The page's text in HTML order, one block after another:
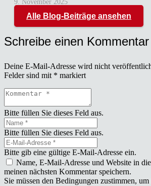
Alle Blog-Beiträge ansehen
Schreibe einen Kommentar
Deine E-Mail-Adresse wird nicht
Felder sind mit * markiert
Bitte füllen Sie dieses Feld aus.
Bitte füllen Sie dieses Feld aus.
Bitte gib eine gültige E-Mail-Adresse ein.
Name, E-Mail-Adresse und Website in
meinen nächsten Kommentar speichern.
Sie müssen den Bedingungen zustimmen,